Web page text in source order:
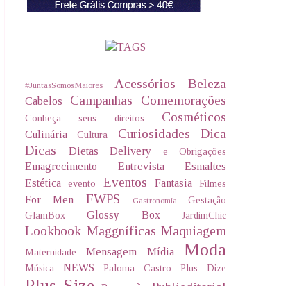
#JuntasSomosMaiores Acessórios Beleza
Cabelos Campanhas Comemorações
Conheça seus direitos Cosméticos
Culinária Cultura Curiosidades
Dica
Dicas
Dietas Delivery e Obrigações
Emagrecimento Entrevista
Esmaltes
Estética
evento Eventos Fantasia Filmes
For Men FWPS Gastronomia
Gestação
GlamBox
Glossy Box JardimChic
Lookbook Maggníficas Maquiagem
Maternidade Mensagem Mídia Moda
Música NEWS Paloma Castro Plus Dize